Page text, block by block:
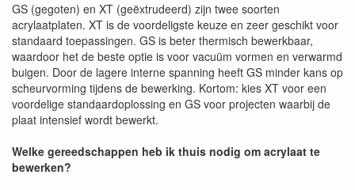
GS (gegoten) en XT (geëxtrudeerd) zijn twee soorten
acrylaatplaten. XT is de voordeligste keuze en zeer geschikt voor
standaard toepassingen. GS is beter thermisch bewerkbaar,
waardoor het de beste optie is voor vacuüm vormen en verwarmd
buigen. Door de lagere interne spanning heeft GS minder kans op
scheurvorming tijdens de bewerking. Kortom: kies XT voor een
voordelige standaardoplossing en GS voor projecten waarbij de
plaat intensief wordt bewerkt.
Welke gereedschappen heb ik thuis nodig om acrylaat te
bewerken?